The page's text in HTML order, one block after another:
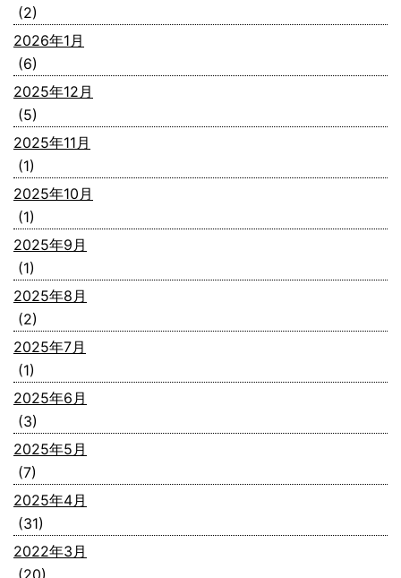
(2)
2026年1月
(6)
2025年12月
(5)
2025年11月
(1)
2025年10月
(1)
2025年9月
(1)
2025年8月
(2)
2025年7月
(1)
2025年6月
(3)
2025年5月
(7)
2025年4月
(31)
2022年3月